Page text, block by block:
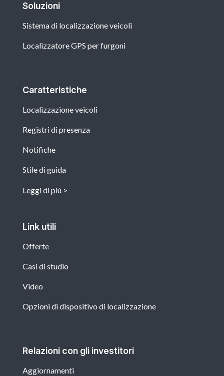
Soluzioni
Sistema di localizzazione veicoli
Localizzatore GPS per furgoni
Caratteristiche
Localizzazione veicoli
Registri di presenza
Notifiche
Stile di guida
Leggi di più
Link utili
Offerte
Casi di studio
Video
Opzioni di dispositivo di localizzazione
Relazioni con gli investitori
Aggiornamenti